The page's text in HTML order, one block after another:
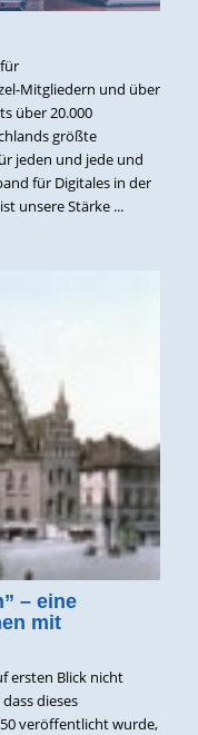
Mitgliedern und über
über 20.000
größte
jeden und jede und
für Digitales in der
unsere Stärke ...
– eine
mit
ersten Blick nicht
dieses
veröffentlicht wurde,